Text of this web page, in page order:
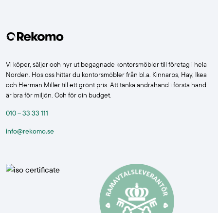
Vi köper, säljer och hyr ut begagnade kontorsmöbler till företag i hela
Norden. Hos oss hittar du kontorsmöbler från bl.a. Kinnarps, Hay, Ikea
och Herman Miller till ett grönt pris. Att tänka andrahand i första hand
är bra för miljön. Och för din budget.
010 – 33 33 111
info@rekomo.se